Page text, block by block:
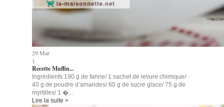
29Mar
1
Recette Muffin...
Ingrédients 190 g de farine/ 1 sachet de levure chimique/
40 g de poudre d’amandes/ 60 g de sucre glace/ 75 g de
myrtilles/ 1 �...
Lire la suite >